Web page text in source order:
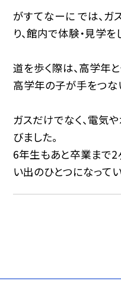
がすてなーに では、ガ
り、館内で体験・見学を
道を歩く際は、高学年
高学年の子が手をつな
ガスだけでなく、電気
びました。
6年生もあと卒業まで2
い出のひとつになって